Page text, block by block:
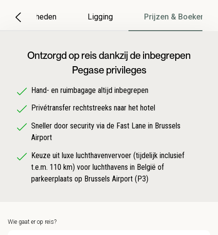
Bijzonderheden Ligging Prijzen & Boeken
Ontzorgd op reis dankzij de inbegrepen
Pegase privileges
Hand- en ruimbagage altijd inbegrepen
Privétransfer rechtstreeks naar het hotel
Sneller door security via de Fast Lane in Brussels
Airport
Keuze uit luxe luchthavenvervoer (tijdelijk inclusief
t.e.m. 110 km) voor luchthavens in België of
parkeerplaats op Brussels Airport (P3)
Wie gaat er op reis?